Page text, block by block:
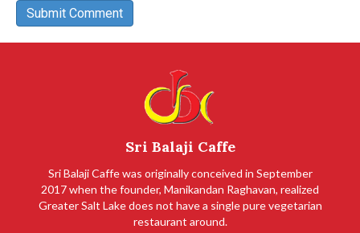
Sri Balaji Caffe
Sri Balaji Caffe was originally conceived in September
2017 when the founder, Manikandan Raghavan, realized
Greater Salt Lake does not have a single pure vegetarian
restaurant around.